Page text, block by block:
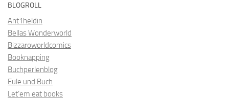
BLOGROLL
Ant1heldin
Bellas Wonderworld
Bizzaroworldcomics
Booknapping
Buchperlenblog
Eule und Buch
Let’em eat books